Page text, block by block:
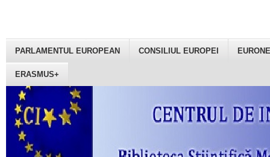
PARLAMENTUL EUROPEAN CONSILIUL EUROPEI
ERASMUS+